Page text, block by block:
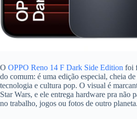
O OPPO Reno 14 F Dark Side Edition foi
do comum: é uma edição especial, cheia
tecnologia e cultura pop. O visual é
Star Wars, e ele entrega hardware pra não
no trabalho, jogos ou fotos de outro planeta.